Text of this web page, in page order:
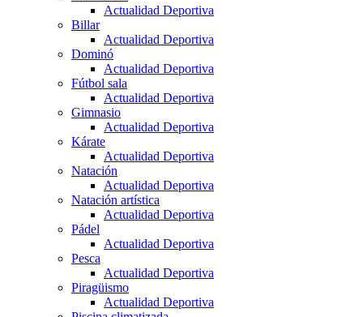
Actualidad Deportiva
Billar
Actualidad Deportiva
Dominó
Actualidad Deportiva
Fútbol sala
Actualidad Deportiva
Gimnasio
Actualidad Deportiva
Kárate
Actualidad Deportiva
Natación
Actualidad Deportiva
Natación artística
Actualidad Deportiva
Pádel
Actualidad Deportiva
Pesca
Actualidad Deportiva
Piragüismo
Actualidad Deportiva